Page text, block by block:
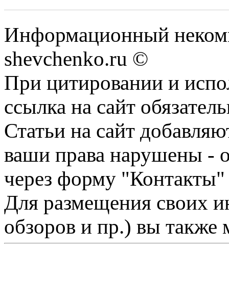
Информационный
shevchenko.ru ©
При цитировании и
ссылка на сайт
Статьи на сайт
ваши права нарушены -
через форму "Контакты"
Для размещения своих
обзоров и пр.) вы также